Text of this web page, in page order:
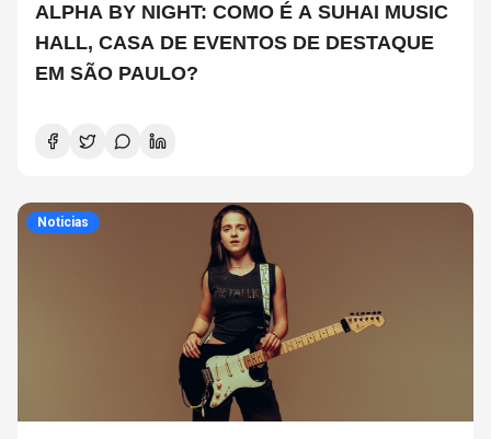
ALPHA BY NIGHT: COMO É A SUHAI MUSIC
HALL, CASA DE EVENTOS DE DESTAQUE
EM SÃO PAULO?
Noticias